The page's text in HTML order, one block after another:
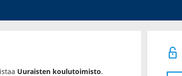
Uuraisten koulutoimisto.